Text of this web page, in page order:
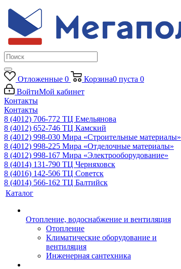
Отложенные 0 Корзина0 пуста 0
ВойтиМой кабинет
Контакты
Контакты
8 (4012) 706-772 ТЦ Емельянова
8 (4012) 652-746 ТЦ Камский
8 (4012) 998-030 Мира «Строительные материалы»
8 (4012) 998-225 Мира «Отделочные материалы»
8 (4012) 998-167 Мира «Электрооборудование»
8 (4014) 131-790 ТЦ Черняховск
8 (4016) 142-506 ТЦ Советск
8 (4014) 566-162 ТЦ Балтийск
Каталог
Отопление, водоснабжение и вентиляция
Отопление
Климатические оборудование и
вентиляция
Инженерная сантехника